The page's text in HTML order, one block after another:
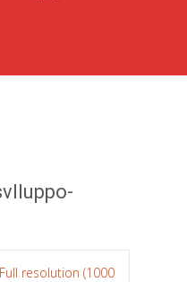
Full resolution (1000